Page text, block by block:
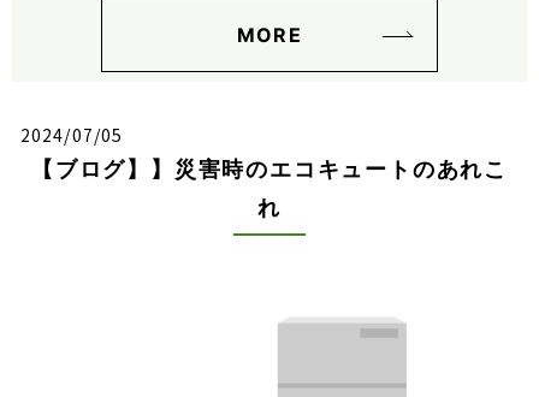
MORE
2024/07/05
【ブログ】】災害時のエコキュートのあれこ
れ